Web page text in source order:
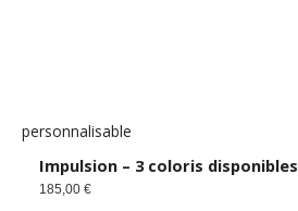
personnalisable
Impulsion – 3 coloris disponibles
185,00€